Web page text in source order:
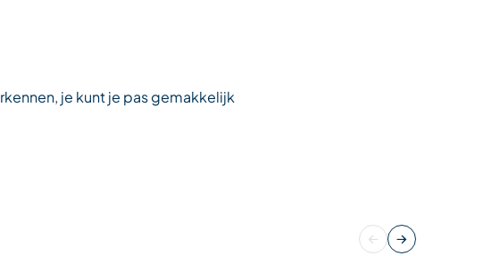
je kunt je pas gemakkelijk
Précédent
Suivant